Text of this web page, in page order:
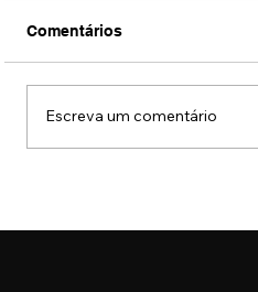
Comentários
Escreva um comentário